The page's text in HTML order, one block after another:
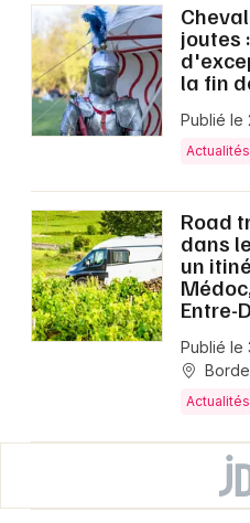
joutes
la fin
Publié le
Actualités
Road
dans
un
Entre-
Publié le